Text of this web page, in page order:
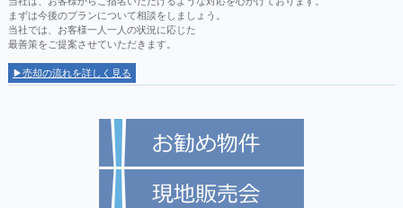
まずは今後のプランについて相談をしましょう。
当社では、お客様一人一人の状況に応じた
最善策をご提案させていただきます。
▶売却の流れを詳しく見る